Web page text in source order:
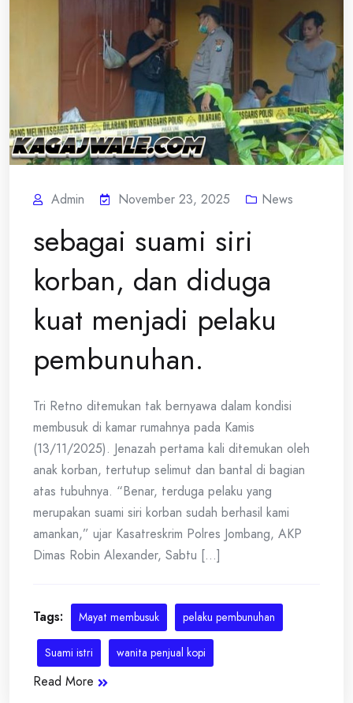
Admin November 23, 2025 News
sebagai suami siri
korban, dan diduga
kuat menjadi pelaku
pembunuhan.
Tri Retno ditemukan tak bernyawa dalam kondisi
membusuk di kamar rumahnya pada Kamis
(13/11/2025). Jenazah pertama kali ditemukan oleh
anak korban, tertutup selimut dan bantal di bagian
atas tubuhnya. “Benar, terduga pelaku yang
merupakan suami siri korban sudah berhasil kami
amankan,” ujar Kasatreskrim Polres Jombang, AKP
Dimas Robin Alexander, Sabtu [...]
Tags: Mayat membusuk pelaku pembunuhan
Suami istri wanita penjual kopi
Read More